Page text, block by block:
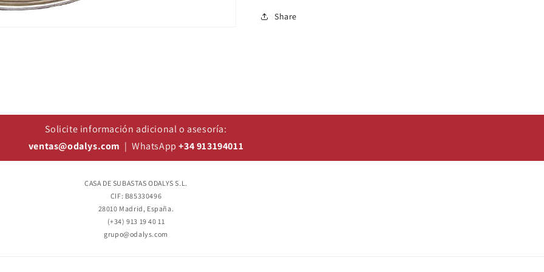
Share
Solicite información adicional o asesoría:
ventas@odalys.com | WhatsApp+34 913194011
CASA DE SUBASTAS ODALYS S.L.
CIF: B85330496
28010 Madrid, España.
(+34) 913 19 40 11
grupo@odalys.com